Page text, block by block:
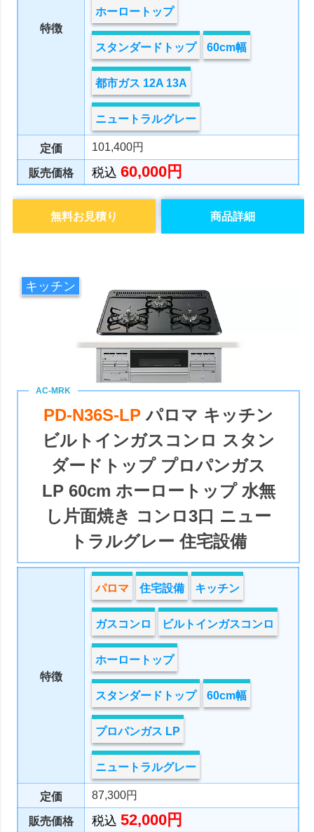
特徴
ホーロートップ
スタンダードトップ 60cm幅
都市ガス 12A 13A
ニュートラルグレー
定価 101,400円
販売価格 税込60,000円
商品詳細
無料お見積り
キッチン
PD-N36S-LPパロマ キッチン
ビルトインガスコンロ スタン
ダードトップ プロパンガス
LP 60cm ホーロートップ 水無
し片面焼き コンロ3口 ニュー
トラルグレー 住宅設備
特徴
パロマ 住宅設備 キッチン
ガスコンロ ビルトインガスコンロ
ホーロートップ
スタンダードトップ 60cm幅
プロパンガス LP
ニュートラルグレー
定価 87,300円
販売価格 税込52,000円